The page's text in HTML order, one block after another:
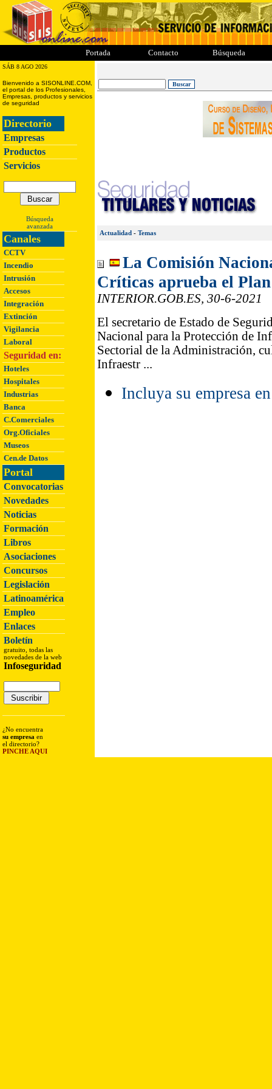
Portada Contacto Búsqueda
SÁB 8 AGO 2026
Bienvenido a SISONLINE.COM,
el portal de los Profesionales,
Empresas, productos y servicios
de seguridad
Directorio
Empresas
Productos
Servicios
Búsqueda
avanzada
Canales
CCTV
Incendio
Intrusión
Accesos
Integración
Extinción
Vigilancia
Laboral
Seguridad en:
Hoteles
Hospitales
Industrias
Banca
C.Comerciales
Org.Oficiales
Museos
Cen.de Datos
Portal
Convocatorias
Novedades
Noticias
Formación
Libros
Asociaciones
Concursos
Legislación
Latinoamérica
Empleo
Enlaces
Boletín
gratuito, todas las
novedades de la web
Infoseguridad
¿No encuentra
su empresa en
el directorio?
PINCHE AQUI
Actualidad - Temas
La Comisión
Críticas aprueba el
INTERIOR.GOB.ES, 30-6-2021
El secretario de Estado de
Nacional para la Protección de
Sectorial de la Administración,
Infraestr ...
Incluya su empresa